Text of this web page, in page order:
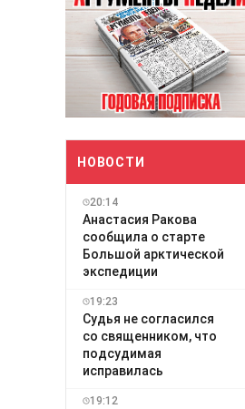
НОВОСТИ
20:14
Анастасия Ракова
сообщила о старте
Большой арктической
экспедиции
19:23
Судья не согласился
со священником, что
подсудимая
исправилась
19:12